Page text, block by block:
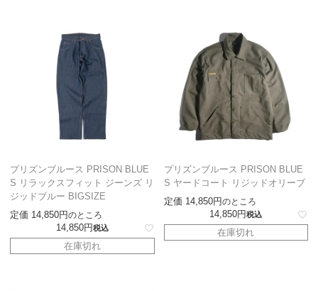
プリズンブルース PRISON BLUE
S リラックスフィット ジーンズ リ
ジッドブルー BIGSIZE
定価 14,850 のところ
14,850 税込
在庫切れ
プリズンブルース PRISON BLUE
S ヤードコート リジッドオリーブ
定価 14,850 のところ
14,850 税込
在庫切れ